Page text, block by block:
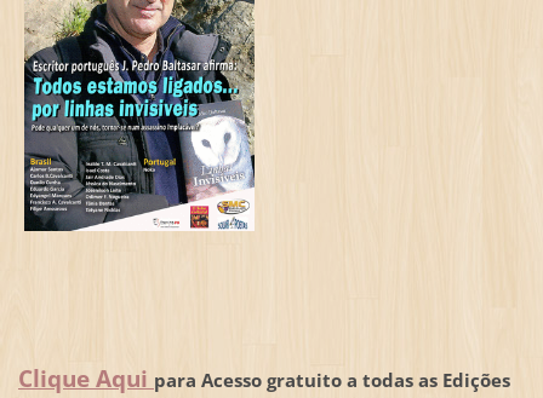
Clique Aqui para Acesso gratuito a todas as Edições